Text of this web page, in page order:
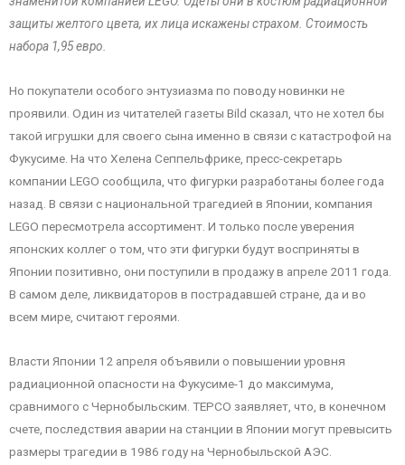
защиты желтого цвета, их лица искажены страхом. Стоимость
набора 1,95 евро.
Но покупатели особого энтузиазма по поводу новинки не
проявили. Один из читателей газеты Bild сказал, что не хотел бы
такой игрушки для своего сына именно в связи с катастрофой на
Фукусиме. На что Хелена Сеппельфрике, пресс-секретарь
компании LEGO сообщила, что фигурки разработаны более года
назад. В связи с национальной трагедией в Японии, компания
LEGO пересмотрела ассортимент. И только после уверения
японских коллег о том, что эти фигурки будут восприняты в
Японии позитивно, они поступили в продажу в апреле 2011 года.
В самом деле, ликвидаторов в пострадавшей стране, да и во
всем мире, считают героями.
Власти Японии 12 апреля объявили о повышении уровня
радиационной опасности на Фукусиме-1 до максимума,
сравнимого с Чернобыльским. ТЕРСО заявляет, что, в конечном
счете, последствия аварии на станции в Японии могут превысить
размеры трагедии в 1986 году на Чернобыльской АЭС.